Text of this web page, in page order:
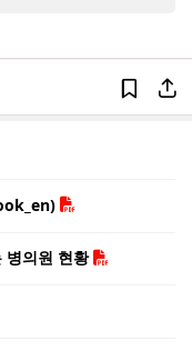
병의원 현황